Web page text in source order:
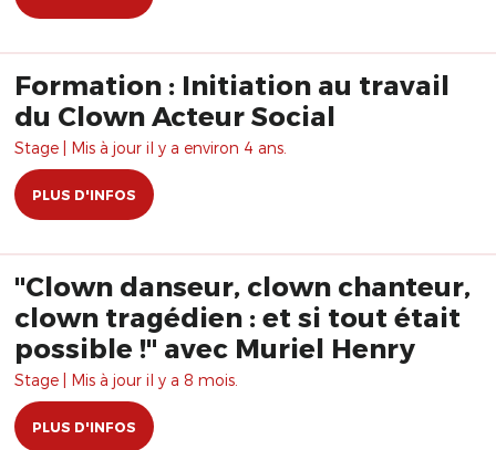
Formation : Initiation au travail
du Clown Acteur Social
Stage | Mis à jour il y a environ 4 ans.
PLUS D'INFOS
"Clown danseur, clown chanteur,
clown tragédien : et si tout était
possible !" avec Muriel Henry
Stage | Mis à jour il y a 8 mois.
PLUS D'INFOS